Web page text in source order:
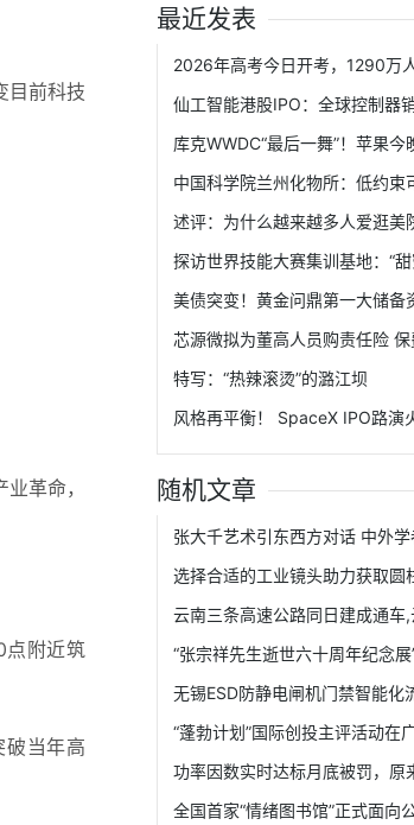
目前科技
革命，
附近筑
当年高
最近发表
2026年高考今日开考，1290万
仙工智能港股IPO：全球控制器
库克WWDC“最后一舞”！苹果
中国科学院兰州化物所：低约束
述评：为什么越来越多人爱逛美
探访世界技能大赛集训基地：“甜
美债突变！黄金问鼎第一大储备
芯源微拟为董高人员购责任险 保
特写：“热辣滚烫”的潞江坝
风格再平衡！ SpaceX IPO路演
随机文章
张大千艺术引东西方对话 中外
选择合适的工业镜头助力获取圆
云南三条高速公路同日建成通车,
“张宗祥先生逝世六十周年纪念
无锡ESD防静电闸机门禁智能化
“蓬勃计划”国际创投主评活动在
功率因数实时达标月底被罚，原
全国首家“情绪图书馆”正式面向